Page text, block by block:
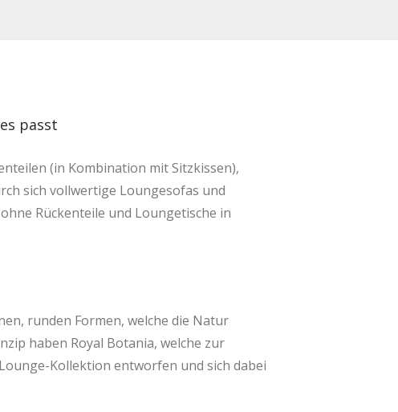
passt
(in Kombination mit Sitzkissen),
sich vollwertige Loungesofas und
Rückenteile und Loungetische in
runden Formen, welche die Natur
haben Royal Botania, welche zur
Kollektion entworfen und sich dabei